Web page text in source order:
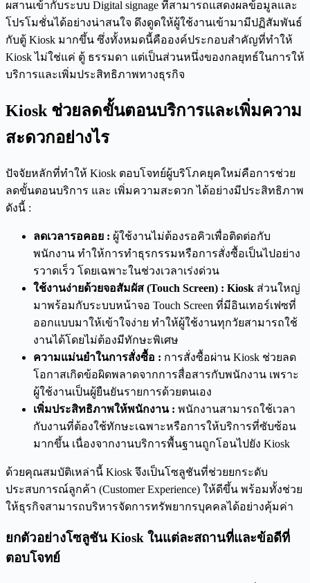
ผสานเข้ากับระบบ Digital signage ที่สามารถแสดงผลข้อมูลและ
โปรโมชั่นได้อย่างน่าสนใจ ดึงดูดให้ผู้ใช้งานเข้ามามีปฏิสัมพันธ์
กับตู้ Kiosk มากขึ้น ซึ่งทั้งหมดนี้คือองค์ประกอบสำคัญที่ทำให้
Kiosk ไม่ใช่แค่ ตู้ ธรรมดา แต่เป็นส่วนหนึ่งของกลยุทธ์ในการให้
บริการและเพิ่มประสิทธิภาพทางธุรกิจ
Kiosk ช่วยลดขั้นตอนบริการและเพิ่มความ
สะดวกอย่างไร
ปัจจัยหลักที่ทำให้ Kiosk ตอบโจทย์ผู้บริโภคยุคใหม่คือการช่วย
ลดขั้นตอนบริการ และ เพิ่มความสะดวก ได้อย่างมีประสิทธิภาพ
ดังนี้ :
ลดเวลารอคอย : ผู้ใช้งานไม่ต้องรอคิวเพื่อติดต่อกับ
พนักงาน ทำให้การทำธุรกรรมหรือการสั่งซื้อเป็นไปอย่าง
รวาดเร็ว โดยเฉพาะในช่วงเวลาเร่งด่วน
ใช้งานง่ายด้วยจอสัมผัส (Touch Screen) : Kiosk ส่วนใหญ่
มาพร้อมกับระบบหน้าจอ Touch Screen ที่มีอินเทอร์เฟซที่
ออกแบบมาให้เข้าใจง่าย ทำให้ผู้ใช้งานทุกวัยสามารถใช้
งานได้โดยไม่ต้องมีทักษะพิเศษ
ความแม่นยำในการสั่งซื้อ : การสั่งซื้อผ่าน Kiosk ช่วยลด
โอกาสเกิดข้อผิดพลาดจากการสื่อสารกับพนักงาน เพราะ
ผู้ใช้งานเป็นผู้ยืนยันรายการด้วยตนเอง
เพิ่มประสิทธิภาพให้พนักงาน : พนักงานสามารถใช้เวลา
กับงานที่ต้องใช้ทักษะเฉพาะหรือการให้บริการที่ซับซ้อน
มากขึ้น เนื่องจากงานบริการพื้นฐานถูกโอนไปยัง Kiosk
ด้วยคุณสมบัติเหล่านี้ Kiosk จึงเป็นโซลูชันที่ช่วยยกระดับ
ประสบการณ์ลูกค้า (Customer Experience) ให้ดีขึ้น พร้อมทั้งช่วย
ให้ธุรกิจสามารถบริหารจัดการทรัพยากรบุคคลได้อย่างคุ้มค่า
ยกตัวอย่างโซลูชัน Kiosk ในแต่ละสถานที่และข้อดีที่
ตอบโจทย์